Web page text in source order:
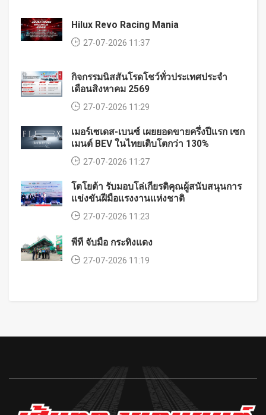
Hilux Revo Racing Mania
27-07-2026 11:37
กิจกรรมนิสสันโรดโชว์ทั่วประเทศประจำ
เดือนสิงหาคม 2569
27-07-2026 11:29
เมอร์เซเดส-เบนซ์ เผยยอดขายครึ่งปีแรก เซก
เมนต์ BEV ในไทยเติบโตกว่า 130%
27-07-2026 11:27
โตโยต้า รับมอบโล่เกียรติคุณผู้สนับสนุนการ
แข่งขันฝีมือแรงงานแห่งชาติ
27-07-2026 11:23
พีที จับมือ กระทิงแดง
27-07-2026 11:19